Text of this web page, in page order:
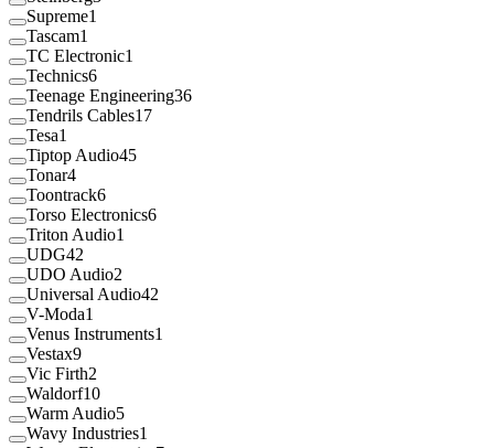
Supreme1
Tascam1
TC Electronic1
Technics6
Teenage Engineering36
Tendrils Cables17
Tesa1
Tiptop Audio45
Tonar4
Toontrack6
Torso Electronics6
Triton Audio1
UDG42
UDO Audio2
Universal Audio42
V-Moda1
Venus Instruments1
Vestax9
Vic Firth2
Waldorf10
Warm Audio5
Wavy Industries1